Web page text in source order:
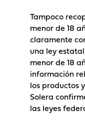
Tampoco
menor de 18
claramente
una ley
menor de 18
información
los productos
Solera
las leyes